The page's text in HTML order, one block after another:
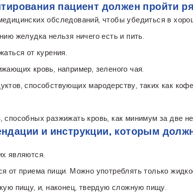
пациент должен пройти
обследований, чтобы убедиться в
желудка нельзя ничего есть и пить.
от курения.
кровь, например, зеленого чая.
способствующих мародерству, таких как
разжижать кровь, как минимум за две
и инструкции, которым
являются:
от приема пищи. Можно употреблять только
пищу, и, наконец, твердую сложную пищу.